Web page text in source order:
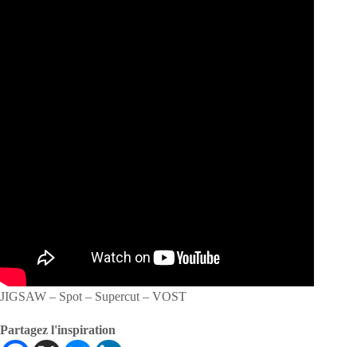
JIGSAW – Spot – Supercut – VOST
Partagez l'inspiration